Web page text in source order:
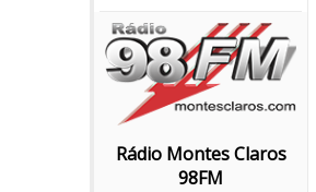
Rádio Montes Claros
98FM